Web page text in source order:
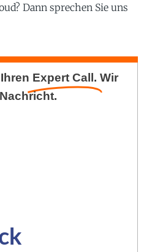
Dann sprechen Sie uns
Expert Call. Wir